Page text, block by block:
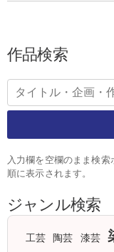
作品検索
入力欄を空欄のまま検
順に表示されます。
ジャンル検索
工芸 陶芸 漆芸